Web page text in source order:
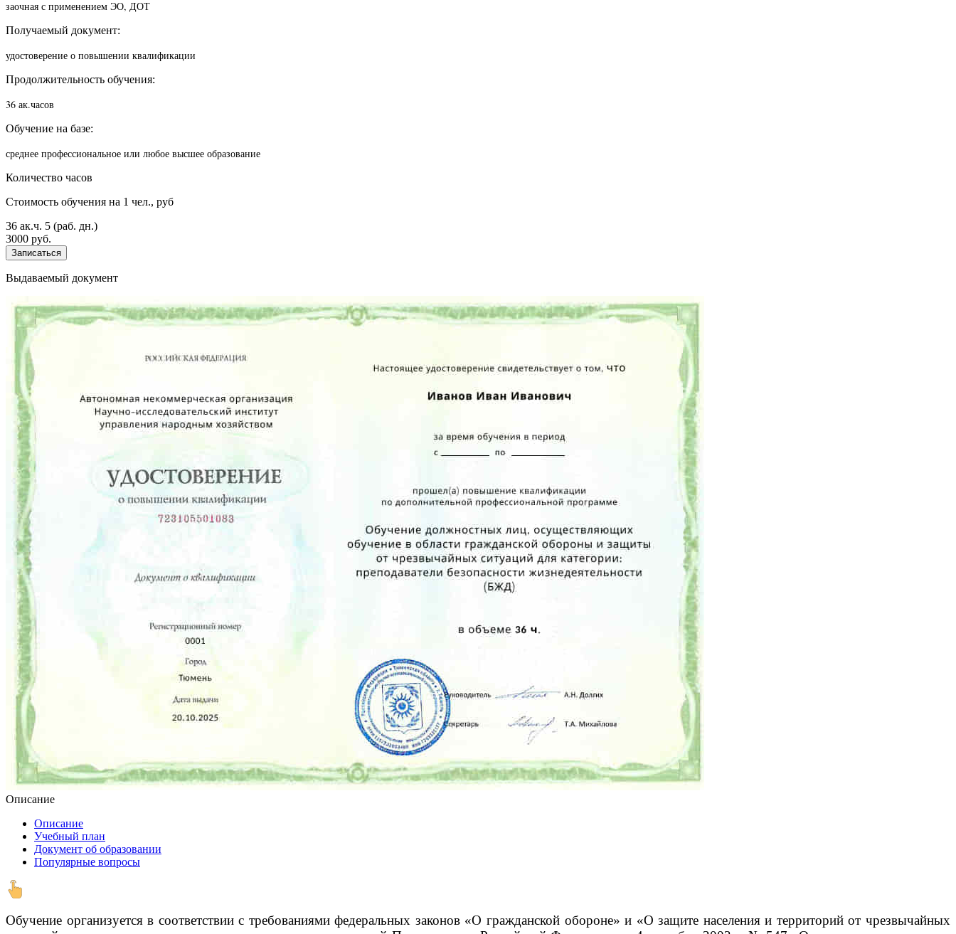
заочная с применением ЭО, ДОТ
Получаемый документ:
удостоверение о повышении квалификации
Продолжительность обучения:
36 ак.часов
Обучение на базе:
среднее профессиональное или любое высшее образование
Количество часов
Стоимость обучения на 1 чел., руб
36 ак.ч. 5 (раб. дн.)
3000 руб.
Записаться
Выдаваемый документ
Описание
Описание
Учебный план
Документ об образовании
Популярные вопросы
Обучение организуется в соответствии с требованиями федеральных законов «О гражданской обороне» и «О защите населения и территорий от чрезвычайных